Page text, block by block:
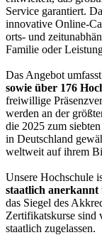
Service garantiert.
innovative Online-
orts- und
Familie oder
Das Angebot umfasst
sowie über 176
freiwillige
werden an der
die 2025 zum
in Deutschland
weltweit auf ihrem
Unsere Hochschule
staatlich anerkannt
das Siegel des
Zertifikatskurse sind
staatlich zugelassen.